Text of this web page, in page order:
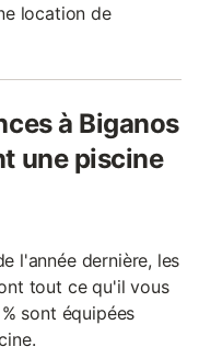
location de
à Biganos
une piscine
l'année dernière, les
tout ce qu'il vous
sont équipées